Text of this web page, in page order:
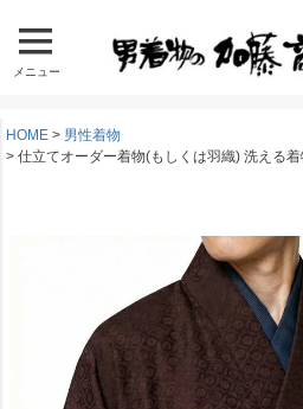
メニュー
HOME
男性着物
仕立てオーダー着物(もしくは羽織) 洗える